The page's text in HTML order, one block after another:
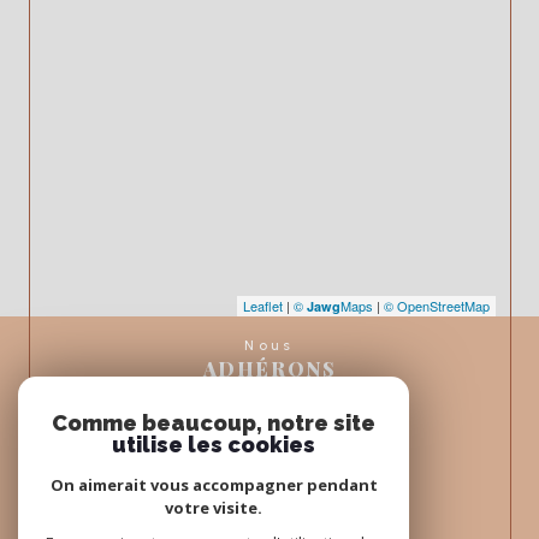
Leaflet | © JawgMaps | © OpenStreetMap
Nous
ADHÉRONS
Comme beaucoup, notre site
utilise les cookies
On aimerait vous accompagner pendant
votre visite.